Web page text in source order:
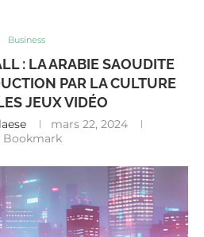
Business
: LA ARABIE SAOUDITE
PAR LA CULTURE
JEUX VIDÉO
mars 22, 2024
Bookmark